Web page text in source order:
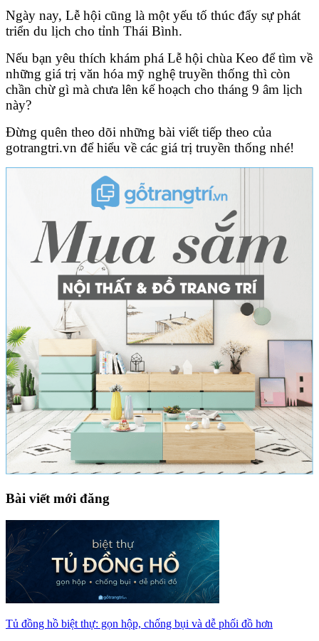
Ngày nay, Lễ hội cũng là một yếu tố thúc đẩy sự phát
triển du lịch cho tỉnh Thái Bình.
Nếu bạn yêu thích khám phá Lễ hội chùa Keo để tìm về
những giá trị văn hóa mỹ nghệ truyền thống thì còn
chần chừ gì mà chưa lên kế hoạch cho tháng 9 âm lịch
này?
Đừng quên theo dõi những bài viết tiếp theo của
gotrangtri.vn để hiểu về các giá trị truyền thống nhé!
Bài viết mới đăng
Tủ đồng hồ biệt thự: gọn hộp, chống bụi và dễ phối đồ hơn